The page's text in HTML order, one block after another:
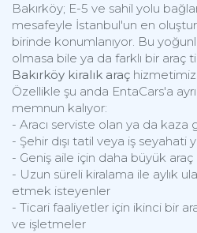
Bakırköy; E-5 ve sahil yolu
mesafeyle İstanbul'un en
birinde konumlanıyor. Bu
olmasa bile ya da farklı bir araç
Bakırköy kiralık araç
Özellikle şu anda EntaCars'a
memnun kalıyor:
- Aracı serviste olan ya da kaza
- Şehir dışı tatil veya iş seyahati
- Geniş aile için daha büyük araç
- Uzun süreli kiralama ile aylık
etmek isteyenler
- Ticari faaliyetler için ikinci bir
ve işletmeler